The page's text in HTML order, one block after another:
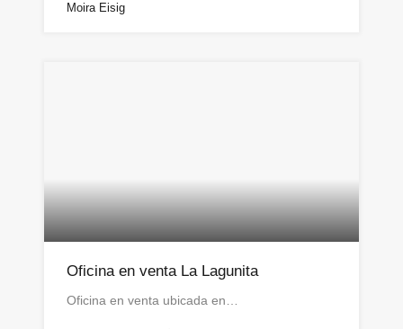
Moira Eisig
Oficina en venta La Lagunita
Oficina en venta ubicada en…